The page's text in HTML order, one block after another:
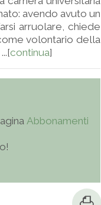
avendo avuto un
arruolare, chiede
volontario della
continua]
Abbonamenti